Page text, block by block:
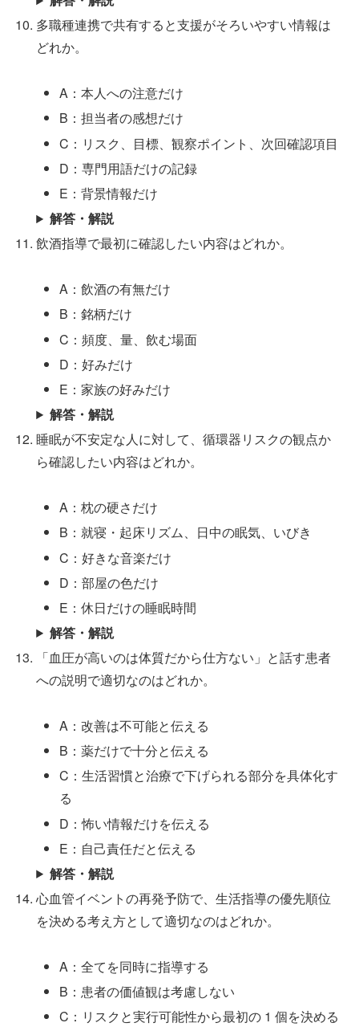
多職種連携で共有すると支援がそろいやすい情報は
どれか。
A：本人への注意だけ
B：担当者の感想だけ
C：リスク、目標、観察ポイント、次回確認項目
D：専門用語だけの記録
E：背景情報だけ
解答・解説
飲酒指導で最初に確認したい内容はどれか。
A：飲酒の有無だけ
B：銘柄だけ
C：頻度、量、飲む場面
D：好みだけ
E：家族の好みだけ
解答・解説
睡眠が不安定な人に対して、循環器リスクの観点か
ら確認したい内容はどれか。
A：枕の硬さだけ
B：就寝・起床リズム、日中の眠気、いびき
C：好きな音楽だけ
D：部屋の色だけ
E：休日だけの睡眠時間
解答・解説
「血圧が高いのは体質だから仕方ない」と話す患者
への説明で適切なのはどれか。
A：改善は不可能と伝える
B：薬だけで十分と伝える
C：生活習慣と治療で下げられる部分を具体化す
る
D：怖い情報だけを伝える
E：自己責任だと伝える
解答・解説
心血管イベントの再発予防で、生活指導の優先順位
を決める考え方として適切なのはどれか。
A：全てを同時に指導する
B：患者の価値観は考慮しない
C：リスクと実行可能性から最初の 1 個を決める